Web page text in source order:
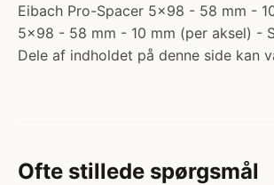
Eibach Pro-Spacer 5x98 - 58 mm -
5x98 - 58 mm - 10 mm (per aksel) -
Dele af indholdet på denne side kan
Ofte stillede spørgsmål